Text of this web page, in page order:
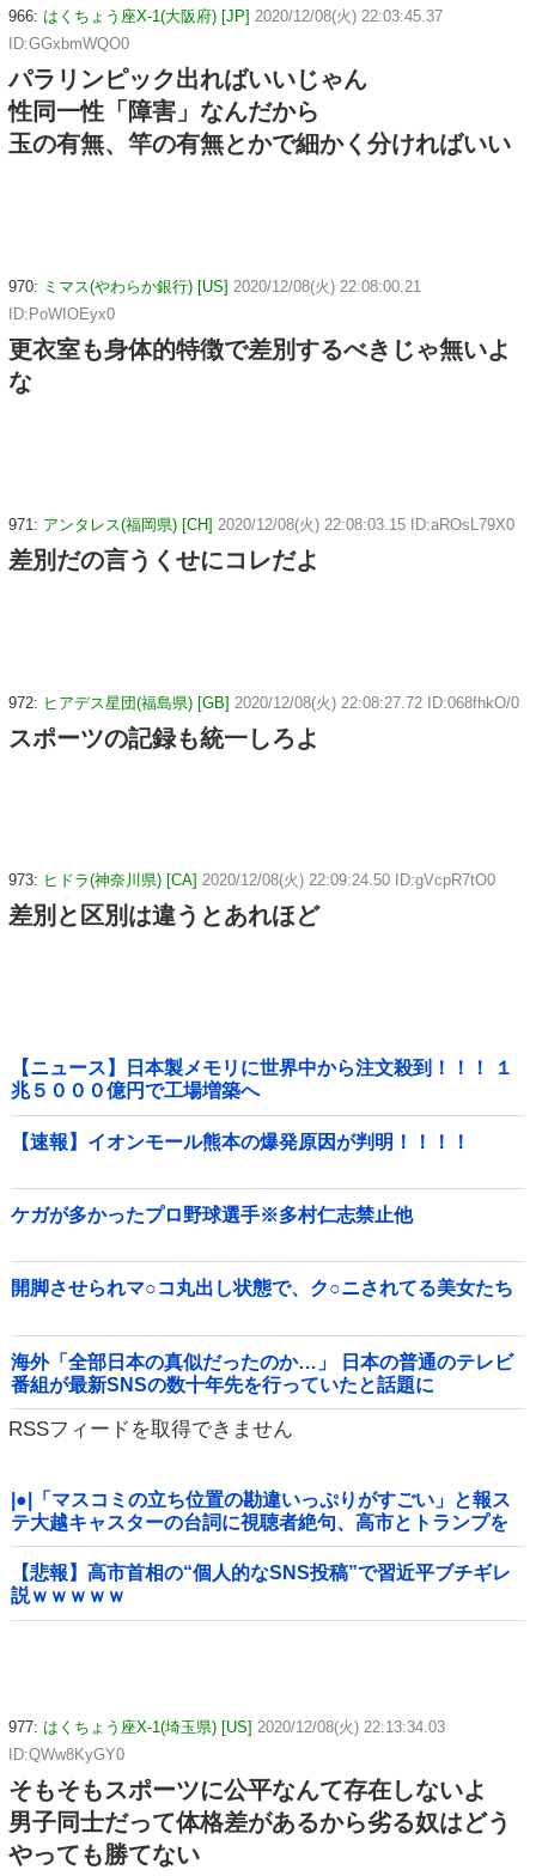
966: はくちょう座X-1(大阪府) [JP] 2020/12/08(火) 22:03:45.37
ID:GGxbmWQO0
パラリンピック出ればいいじゃん
性同一性「障害」なんだから
玉の有無、竿の有無とかで細かく分ければいい
970: ミマス(やわらか銀行) [US] 2020/12/08(火) 22:08:00.21
ID:PoWIOEyx0
更衣室も身体的特徴で差別するべきじゃ無いよ
な
971: アンタレス(福岡県) [CH] 2020/12/08(火) 22:08:03.15 ID:aROsL79X0
差別だの言うくせにコレだよ
972: ヒアデス星団(福島県) [GB] 2020/12/08(火) 22:08:27.72 ID:068fhkO/0
スポーツの記録も統一しろよ
973: ヒドラ(神奈川県) [CA] 2020/12/08(火) 22:09:24.50 ID:gVcpR7tO0
差別と区別は違うとあれほど
【ニュース】日本製メモリに世界中から注文殺到！！！ １
兆５０００億円で工場増築へ
【速報】イオンモール熊本の爆発原因が判明！！！！
ケガが多かったプロ野球選手※多村仁志禁止他
開脚させられマ○コ丸出し状態で、ク○ニされてる美女たち
海外「全部日本の真似だったのか…」 日本の普通のテレビ
番組が最新SNSの数十年先を行っていたと話題に
RSSフィードを取得できません
|●|「マスコミの立ち位置の勘違いっぷりがすごい」と報ス
テ大越キャスターの台詞に視聴者絶句、高市とトランプを
同列視させようという思惑がひしひしと
【悲報】高市首相の“個人的なSNS投稿”で習近平ブチギレ
説ｗｗｗｗｗ
977: はくちょう座X-1(埼玉県) [US] 2020/12/08(火) 22:13:34.03
ID:QWw8KyGY0
そもそもスポーツに公平なんて存在しないよ
男子同士だって体格差があるから劣る奴はどう
やっても勝てない